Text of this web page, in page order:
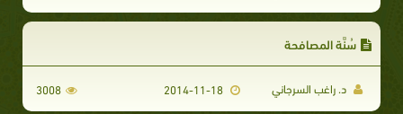
سُنَّة المصافحة
د. راغب السرجاني 2014-11-18
3008